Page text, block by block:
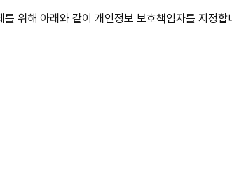
위해 아래와 같이 개인정보 보호책임자를 지정합